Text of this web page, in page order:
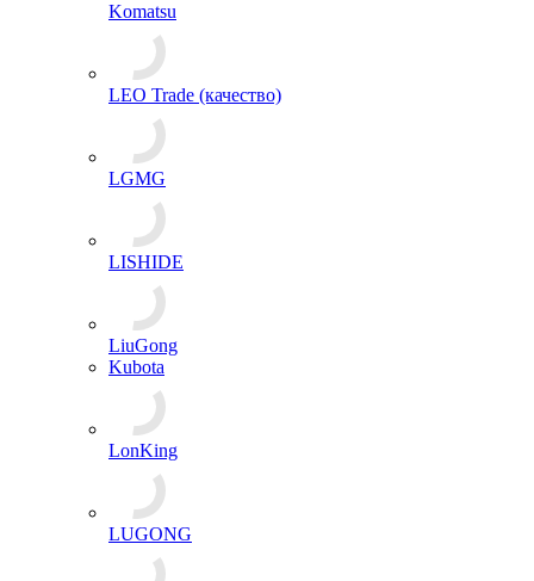
Komatsu
LEO Trade (качество)
LGMG
LISHIDE
LiuGong
Kubota
LonKing
LUGONG